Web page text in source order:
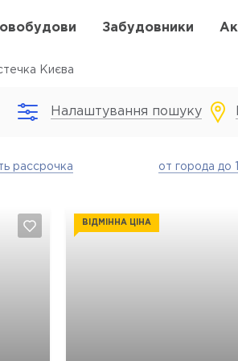
Забудовники
Києва
Налаштування пошуку
рассрочка от города до
ВІДМІННА ЦІНА